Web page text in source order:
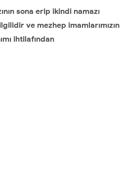
sona erip ikindi namazı
ve mezhep imamlarımızın
ihtilafından